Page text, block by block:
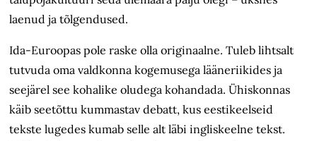
laenud ja tõlgendused.
Ida-Euroopas pole raske olla originaalne. Tuleb lihtsalt
tutvuda oma valdkonna kogemusega lääneriikides ja
seejärel see kohalike oludega kohandada. Ühiskonnas
käib seetõttu kummastav debatt, kus eestikeelseid
tekste lugedes kumab selle alt läbi ingliskeelne tekst.